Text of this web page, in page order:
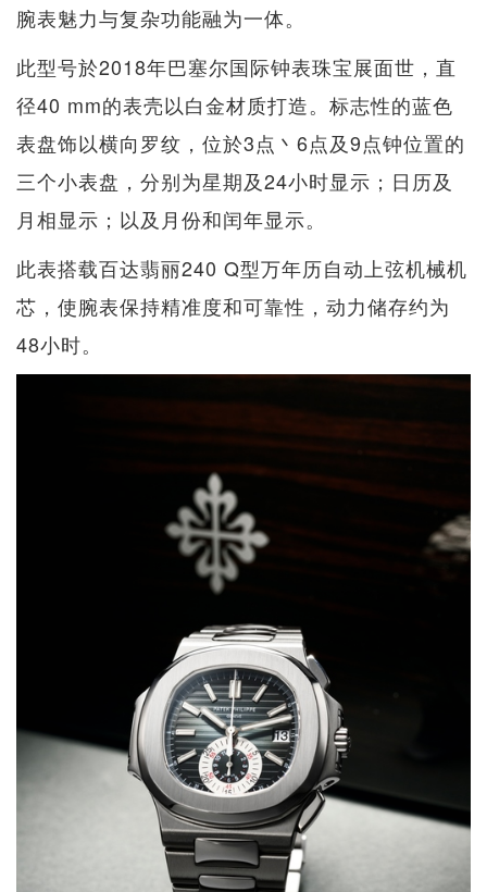
腕表魅力与复杂功能融为一体。
此型号於2018年巴塞尔国际钟表珠宝展面世，直
径40 mm的表壳以白金材质打造。标志性的蓝色
表盘饰以横向罗纹，位於3点丶6点及9点钟位置的
三个小表盘，分别为星期及24小时显示；日历及
月相显示；以及月份和闰年显示。
此表搭载百达翡丽240 Q型万年历自动上弦机械机
芯，使腕表保持精准度和可靠性，动力储存约为
48小时。